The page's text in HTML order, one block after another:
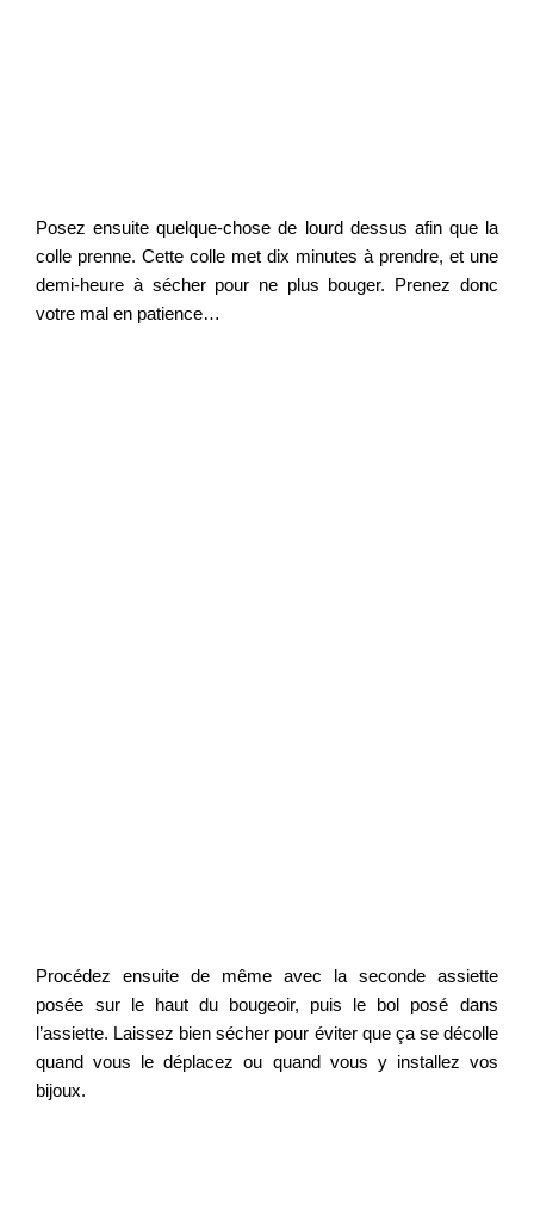
Posez ensuite quelque-chose de lourd dessus afin que la
colle prenne. Cette colle met dix minutes à prendre, et une
demi-heure à sécher pour ne plus bouger. Prenez donc
votre mal en patience…
Procédez ensuite de même avec la seconde assiette
posée sur le haut du bougeoir, puis le bol posé dans
l’assiette. Laissez bien sécher pour éviter que ça se décolle
quand vous le déplacez ou quand vous y installez vos
bijoux.